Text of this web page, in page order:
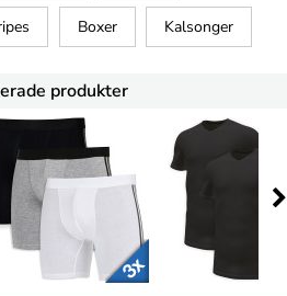
Boxer Kalsonger
produkter